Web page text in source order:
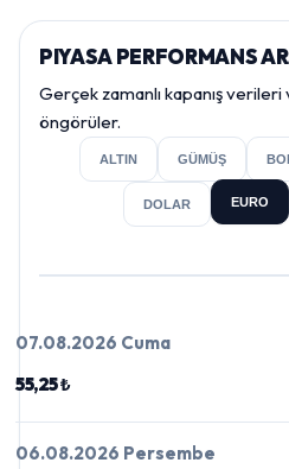
PIYASA PERFORMANS
Gerçek zamanlı kapanış
öngörüler.
ALTIN GÜMÜŞ
DOLAR EURO
07.08.2026 Cuma
55,25 ₺
06.08.2026 Persembe